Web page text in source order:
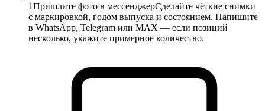
1Пришлите фото в мессенджерСделайте чёткие снимки
с маркировкой, годом выпуска и состоянием. Напишите
в WhatsApp, Telegram или MAX — если позиций
несколько, укажите примерное количество.